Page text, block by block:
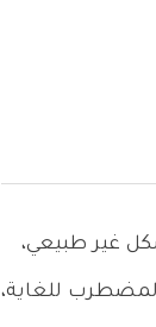
غير طبيعي،
للغاية،